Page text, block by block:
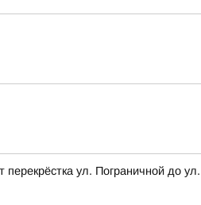
ул. Пограничной до